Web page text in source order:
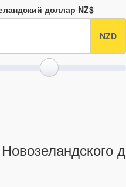
доллар NZ$